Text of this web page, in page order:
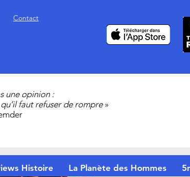
Contact
une opinion :
faut refuser de rompre»
Histoire La Planète des Hommes